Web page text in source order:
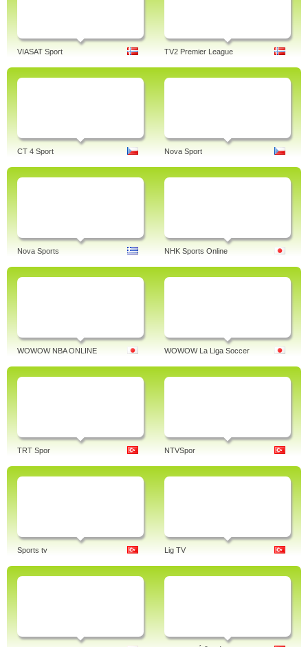
VIASAT Sport TV2 Premier League
CT 4 Sport Nova Sport
Nova Sports NHK Sports Online
WOWOW NBA ONLINE WOWOW La Liga Soccer
TRT Spor NTVSpor
Sports tv Lig TV